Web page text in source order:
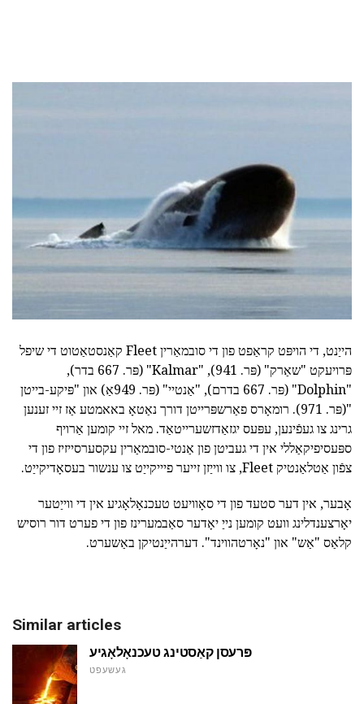
הייַנט, די הויפּט קראַפט פון די סובמאַרין Fleet קאַנסטאַטוט די שיפל
פּרויעקט "שאַרק" (פּר. 941), "Kalmar" (פּר. 667 בדר),
"Dolphin" (פּר. 667 בדרם), "אַנטיי" (פּר. 949אַ) און "פּיקע-בייטן
"(פּר. 971). רומאָרס פאַרשפּרייטן דורך נאַטאָ באאמטע אַז זיי זענען
גרינג צו געפֿינען, עפּעס יגזאַדזשערייטאַד. מאל זיי קומען אַרויף
ספּעסיפיקאַללי אין די געביטן פון אַנטי-סובמאַרין עקסערסייזיז פון די
צפֿון אַטלאַנטיק Fleet, צו ווייַזן זייער פיייקייַט צו ענשור בעסאָדיקייַט.
אָבער, אין דער סטעד פון די סאָוויעט טעכנאָלאָגיע אין די ווייַטער
יאָרצענדלינג וועט קומען נייַ יאָדער סאַבמערינז פון די פערט דור רוסיש
קלאַס "אַש" און "נאָרטהווינד". דערהייַנטיקן באַשערט.
Similar articles
פּרעסן קאַסטינג טעכנאָלאָגיע
געשעפט